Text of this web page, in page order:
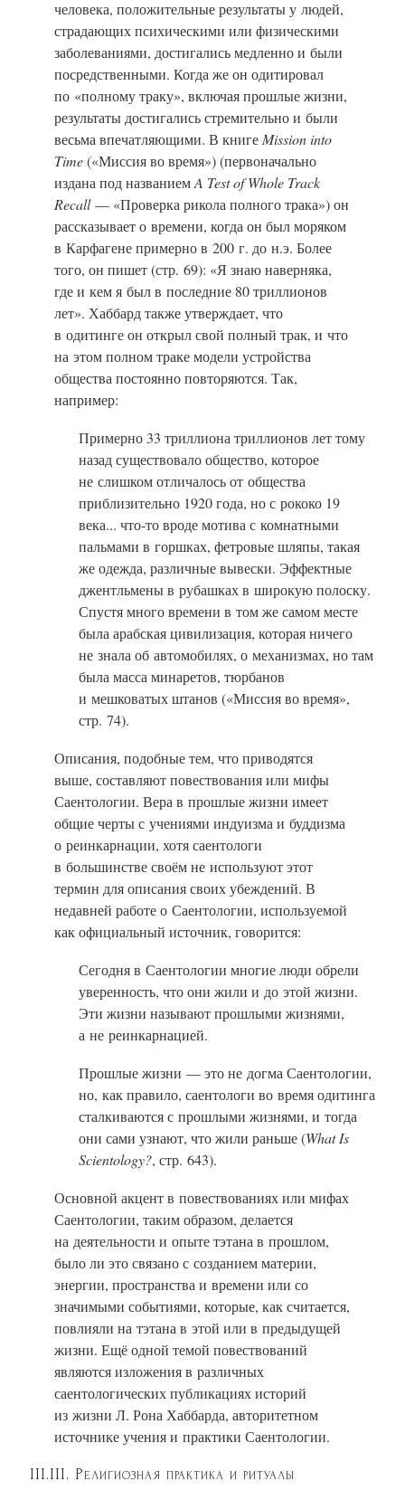
человека, положительные результаты у людей,
страдающих психическими или физическими
заболеваниями, достигались медленно и были
посредственными. Когда же он одитировал
по «полному траку», включая прошлые жизни,
результаты достигались стремительно и были
весьма впечатляющими. В книге Mission into
Time(«Миссия во время») (первоначально
издана под названиемA Test of Whole Track
Recall— «Проверка рикола полного трака») он
рассказывает о времени, когда он был моряком
в Карфагене примерно в 200 г. до н.э. Более
того, он пишет (стр. 69): «Я знаю наверняка,
где и кем я был в последние 80 триллионов
лет». Хаббард также утверждает, что
в одитинге он открыл свой полный трак, и что
на этом полном траке модели устройства
общества постоянно повторяются. Так,
например:
Примерно 33 триллиона триллионов лет тому
назад существовало общество, которое
не слишком отличалось от общества
приблизительно 1920 года, но с рококо 19
века... что-то вроде мотива с комнатными
пальмами в горшках, фетровые шляпы, такая
же одежда, различные вывески. Эффектные
джентльмены в рубашках в широкую полоску.
Спустя много времени в том же самом месте
была арабская цивилизация, которая ничего
не знала об автомобилях, о механизмах, но там
была масса минаретов, тюрбанов
и мешковатых штанов («Миссия во время»,
стр. 74).
Описания, подобные тем, что приводятся
выше, составляют повествования или мифы
Саентологии. Вера в прошлые жизни имеет
общие черты с учениями индуизма и буддизма
о реинкарнации, хотя саентологи
в большинстве своём не используют этот
термин для описания своих убеждений. В
недавней работе о Саентологии, используемой
как официальный источник, говорится:
Сегодня в Саентологии многие люди обрели
уверенность, что они жили и до этой жизни.
Эти жизни называют прошлыми жизнями,
а не реинкарнацией.
Прошлые жизни — это не догма Саентологии,
но, как правило, саентологи во время одитинга
сталкиваются с прошлыми жизнями, и тогда
они сами узнают, что жили раньше (What Is
Scientology?, стр. 643).
Основной акцент в повествованиях или мифах
Саентологии, таким образом, делается
на деятельности и опыте тэтана в прошлом,
было ли это связано с созданием материи,
энергии, пространства и времени или со
значимыми событиями, которые, как считается,
повлияли на тэтана в этой или в предыдущей
жизни. Ещё одной темой повествований
являются изложения в различных
саентологических публикациях историй
из жизни Л. Рона Хаббарда, авторитетном
источнике учения и практики Саентологии.
III.III. Религиозная практика и ритуалы